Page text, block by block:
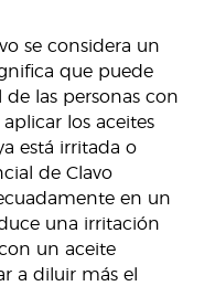
se considera un
que puede
las personas con
los aceites
está irritada o
de Clavo
en un
una irritación
un aceite
a diluir más el